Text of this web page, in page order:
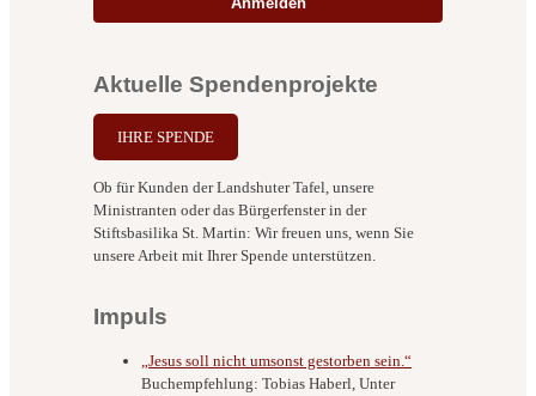
Aktuelle Spendenprojekte
IHRE SPENDE
Ob für Kunden der Landshuter Tafel, unsere
Ministranten oder das Bürgerfenster in der
Stiftsbasilika St. Martin: Wir freuen uns, wenn Sie
unsere Arbeit mit Ihrer Spende unterstützen.
Impuls
„Jesus soll nicht umsonst gestorben sein.“
Buchempfehlung: Tobias Haberl, Unter